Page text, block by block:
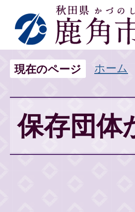
現在のページ ホーム
保存団体